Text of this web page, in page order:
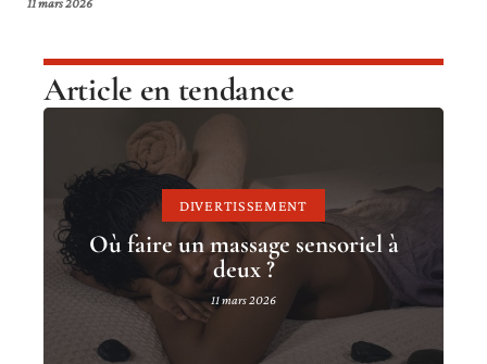
Article en tendance
DIVERTISSEMENT
Où faire un massage sensoriel à
deux ?
11 mars 2026